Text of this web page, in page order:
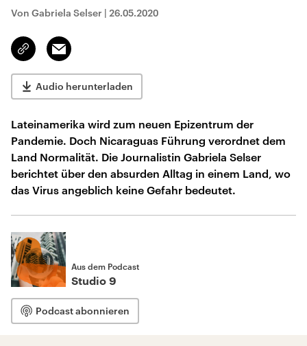
Von Gabriela Selser | 26.05.2020
Link
kopieren/teilen
Email
Audio herunterladen
Lateinamerika wird zum neuen Epizentrum der
Pandemie. Doch Nicaraguas Führung verordnet dem
Land Normalität. Die Journalistin Gabriela Selser
berichtet über den absurden Alltag in einem Land, wo
das Virus angeblich keine Gefahr bedeutet.
Aus dem Podcast
Studio 9
Podcast abonnieren